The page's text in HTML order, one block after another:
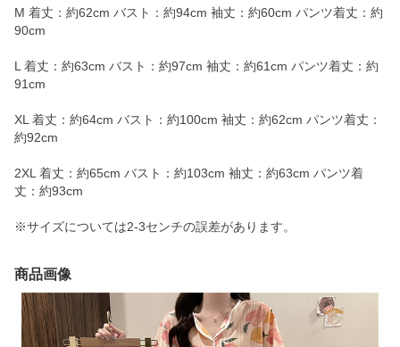
M 着丈：約62cm バスト：約94cm 袖丈：約60cm パンツ着丈：約
90cm
L 着丈：約63cm バスト：約97cm 袖丈：約61cm パンツ着丈：約
91cm
XL 着丈：約64cm バスト：約100cm 袖丈：約62cm パンツ着丈：
約92cm
2XL 着丈：約65cm バスト：約103cm 袖丈：約63cm パンツ着
丈：約93cm
※サイズについては2-3センチの誤差があります。
商品画像